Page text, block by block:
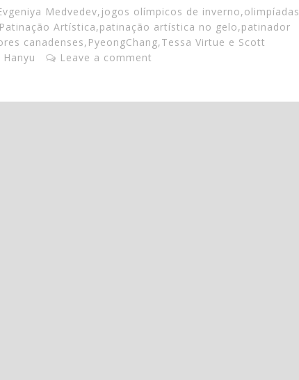
Medvedev, jogos olímpicos de inverno,olimpíadas
Patinação Artística,patinação artística no gelo,patinador
canadenses, PyeongChang,Tessa Virtue e Scott
Hanyu Leave a comment